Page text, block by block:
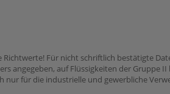
Richtwerte! Für nicht schriftlich bestätigte
angegeben, auf Flüssigkeiten der Gruppe II
nur für die industrielle und gewerbliche